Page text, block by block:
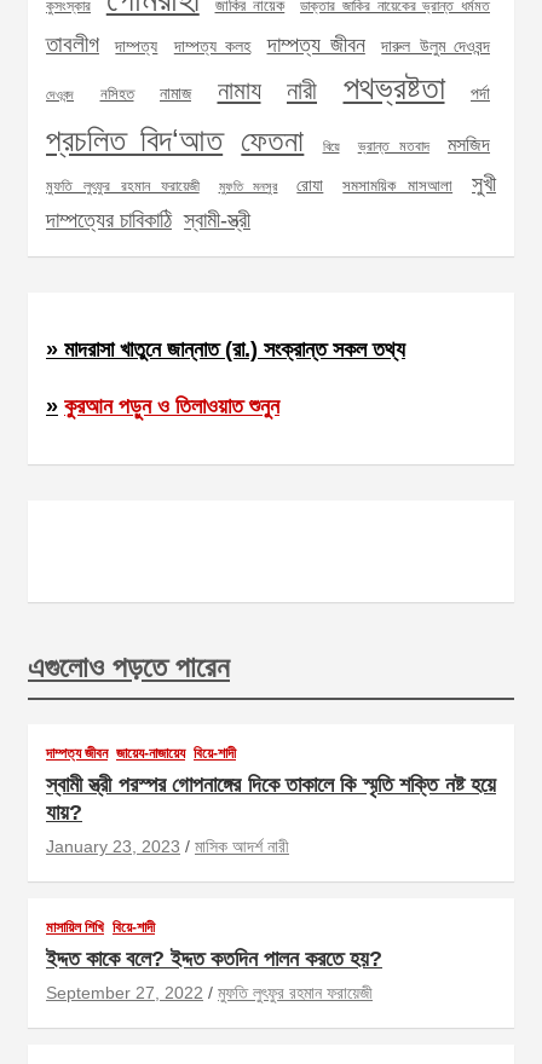
কুসংস্কার জাকির নায়েক ডাক্তার জাকির নায়েকের ভ্রান্ত ধর্মমত
তাবলীগ দাম্পত্য দাম্পত্য কলহ দাম্পত্য জীবন দারুল উলুম দেওবন্দ
দেওবন্দ নসিহত নামাজ নামায নারী পথভ্রষ্টতা পর্দা
প্রচলিত বিদ‘আত ফেতনা বিয়ে ভ্রান্ত মতবাদ মসজিদ
মুফতি লুৎফুর রহমান ফরায়েজী মুফতি মনসুর রোযা সমসাময়িক মাসআলা
সুখী
দাম্পত্যের চাবিকাঠি স্বামী-স্ত্রী
» মাদরাসা খাতুনে জান্নাত (রা.) সংক্রান্ত সকল তথ্য
» কুরআন পড়ুন ও তিলাওয়াত শুনুন
এগুলোও পড়তে পারেন
দাম্পত্য জীবন জায়েয-নাজায়েয বিয়ে-শাদী
স্বামী স্ত্রী পরস্পর গোপনাঙ্গের দিকে তাকালে কি স্মৃতি শক্তি নষ্ট হয়ে
যায়?
January 23, 2023 মাসিক আদর্শ নারী
মাসায়িল শিখি বিয়ে-শাদী
ইদ্দত কাকে বলে? ইদ্দত কতদিন পালন করতে হয়?
September 27, 2022 মুফতি লুৎফুর রহমান ফরায়েজী